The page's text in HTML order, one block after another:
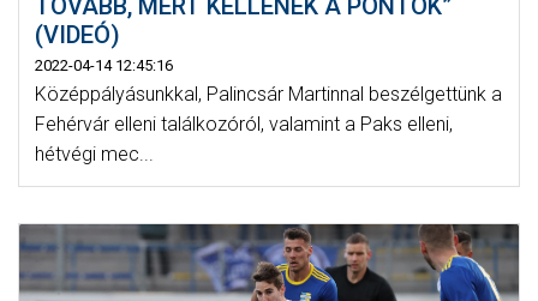
TOVÁBB, MERT KELLENEK A PONTOK”
(VIDEÓ)
2022-04-14 12:45:16
Középpályásunkkal, Palincsár Martinnal beszélgettünk a
Fehérvár elleni találkozóról, valamint a Paks elleni,
hétvégi mec...